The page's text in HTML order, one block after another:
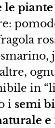
le piante
in
i semi